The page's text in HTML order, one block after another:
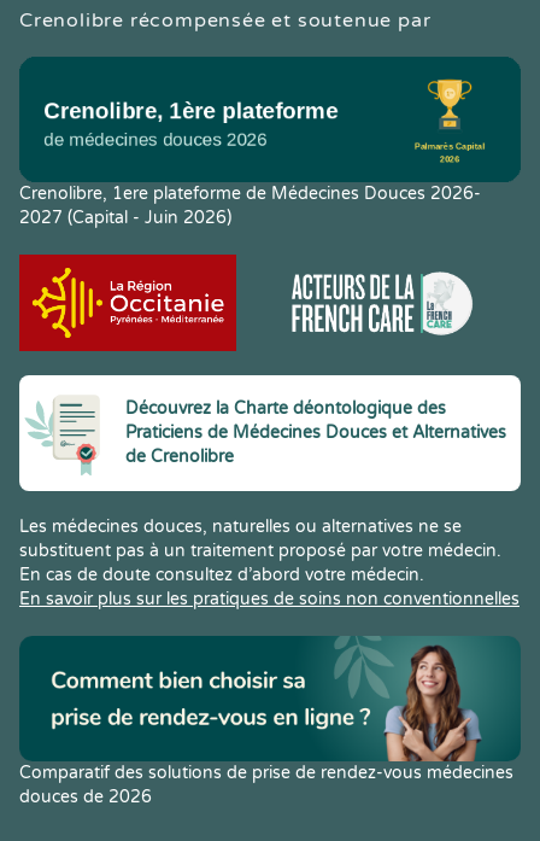
Crenolibre récompensée et soutenue par
Crenolibre, 1ere plateforme de Médecines Douces 2026-
2027 (Capital - Juin 2026)
Découvrez la Charte déontologique des
Praticiens de Médecines Douces et Alternatives
de Crenolibre
Les médecines douces, naturelles ou alternatives ne se
substituent pas à un traitement proposé par votre médecin.
En cas de doute consultez d’abord votre médecin.
En savoir plus sur les pratiques de soins non conventionnelles
Comparatif des solutions de prise de rendez-vous médecines
douces de 2026